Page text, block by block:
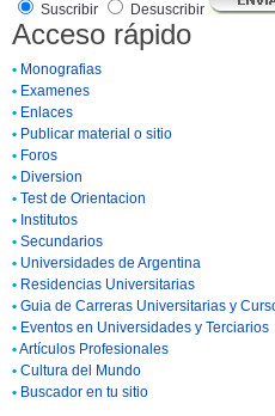
Suscribir Desuscribir
Acceso rápido
• Monografias
• Examenes
• Enlaces
• Publicar material o sitio
• Foros
• Diversion
• Test de Orientacion
• Institutos
• Secundarios
• Universidades de Argentina
• Residencias Universitarias
• Guia de Carreras Universitarias y
• Eventos en Universidades y Terciarios
•Artículos Profesionales
• Cultura del Mundo
• Buscador en tu sitio